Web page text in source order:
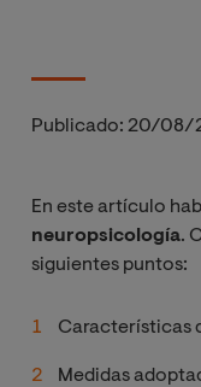
Publicado: 20/08/
En este artículo
neuropsicología.
siguientes puntos:
Características
Medidas